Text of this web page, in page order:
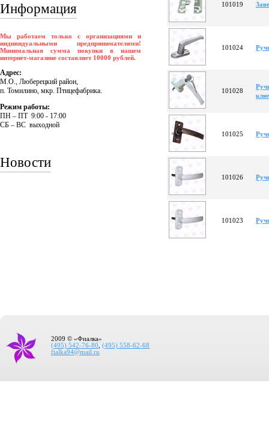
Информация
Мы работаем только с организациями и
индивидуальными предпринимателями!
Минимальная сумма покупки в нашем
интернет-магазине составляет 10000 рублей.
Адрес:
М.О., Люберецкий район,
п. Томилино, мкр. Птицефабрика.
Режим работы:
ПH – ПT 9:00 - 17:00
CБ – BC выходной
Новости
101019
101024
101028
101025
101026
101023
2009 © «Фиалка»
(495) 542-76-80
(495) 558-62-68
fialka94@mail.ru